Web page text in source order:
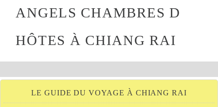
ANGELS CHAMBRES D
HÔTES À CHIANG RAI
LE GUIDE DU VOYAGE À CHIANG RAI